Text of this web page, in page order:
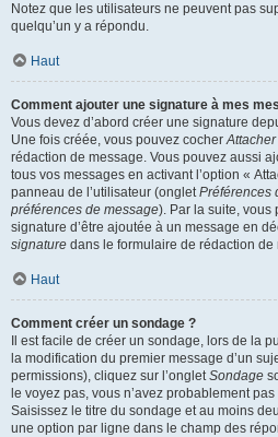
Notez que les utilisateurs ne peuvent pas
quelqu’un y a répondu.
Haut
Comment ajouter une signature à mes
Vous devez d’abord créer une signature
Une fois créée, vous pouvez cocher
rédaction de message. Vous pouvez aussi
tous vos messages en activant l’option «
panneau de l’utilisateur (ongletPréférences
préférences de message). Par la suite, vous
signature d’être ajoutée à un message en
signature dans le formulaire de rédaction de
Haut
Comment créer un sondage ?
Il est facile de créer un sondage, lors de la
la modification du premier message d’un
permissions), cliquez sur l’ongletSondage
le voyez pas, vous n’avez probablement
Saisissez le titre du sondage et au moins
une option par ligne dans le champ des